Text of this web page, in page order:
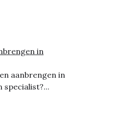
in
aanbrengen in
specialist?...